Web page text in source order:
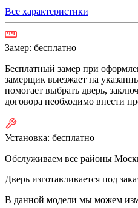
Все характеристики
Замер: бесплатно
Бесплатный замер при
замерщик выезжает на
помогает выбрать дверь,
договора необходимо внести
Установка: бесплатно
Обслуживаем все районы
Дверь изготавливается под
В данной модели мы можем